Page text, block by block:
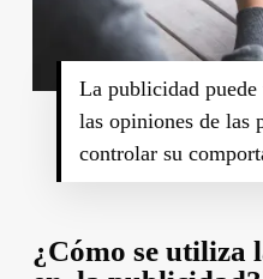
La publicidad
las opiniones de las
controlar su
¿Cómo se utiliza